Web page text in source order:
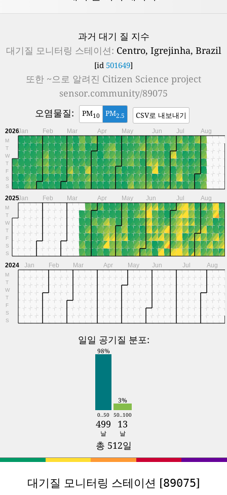
과거 대기 질 지수
대기질 모니터링 스테이션: Centro, Igrejinha, Brazil
[id 501649]
또한 ~으로 알려진 Citizen Science project
sensor.community/89075
오염물질:
PM10 PM2.5 CSV로 내보내기
2026
M
T
W
T
F
S
S
Jan Feb Mar Apr May Jun Jul Aug
2025
M
T
W
T
F
S
S
Jan Feb Mar Apr May Jun Jul Aug
2024
M
T
W
T
F
S
S
Jan Feb Mar Apr May Jun Jul Aug
일일 공기질 분포:
98%
3%
0..50 50..100
499 13
날 날
총 512일
대기질 모니터링 스테이션 [89075]